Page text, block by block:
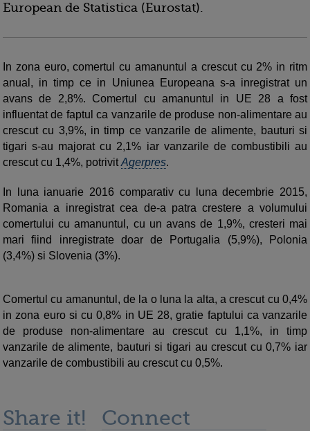
European de Statistica (Eurostat).
In zona euro, comertul cu amanuntul a crescut cu 2% in ritm
anual, in timp ce in Uniunea Europeana s-a inregistrat un
avans de 2,8%. Comertul cu amanuntul in UE 28 a fost
influentat de faptul ca vanzarile de produse non-alimentare au
crescut cu 3,9%, in timp ce vanzarile de alimente, bauturi si
tigari s-au majorat cu 2,1% iar vanzarile de combustibili au
crescut cu 1,4%, potrivitAgerpres.
In luna ianuarie 2016 comparativ cu luna decembrie 2015,
Romania a inregistrat cea de-a patra crestere a volumului
comertului cu amanuntul, cu un avans de 1,9%, cresteri mai
mari fiind inregistrate doar de Portugalia (5,9%), Polonia
(3,4%) si Slovenia (3%).
Comertul cu amanuntul, de la o luna la alta, a crescut cu 0,4%
in zona euro si cu 0,8% in UE 28, gratie faptului ca vanzarile
de produse non-alimentare au crescut cu 1,1%, in timp
vanzarile de alimente, bauturi si tigari au crescut cu 0,7% iar
vanzarile de combustibili au crescut cu 0,5%.
Share it! Connect